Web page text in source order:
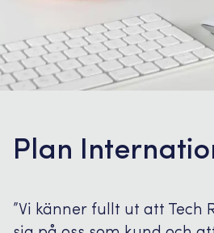
Plan
”Vi känner fullt ut att Tech